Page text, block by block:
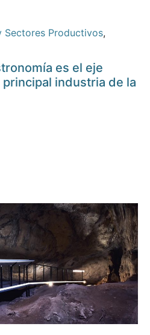
Sectores Productivos,
es el eje
industria de la